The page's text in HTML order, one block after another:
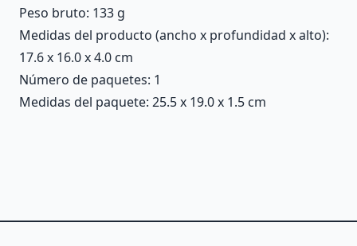
Peso bruto: 133 g
Medidas del producto (ancho x profundidad x alto):
17.6 x 16.0 x 4.0 cm
Número de paquetes: 1
Medidas del paquete: 25.5 x 19.0 x 1.5 cm